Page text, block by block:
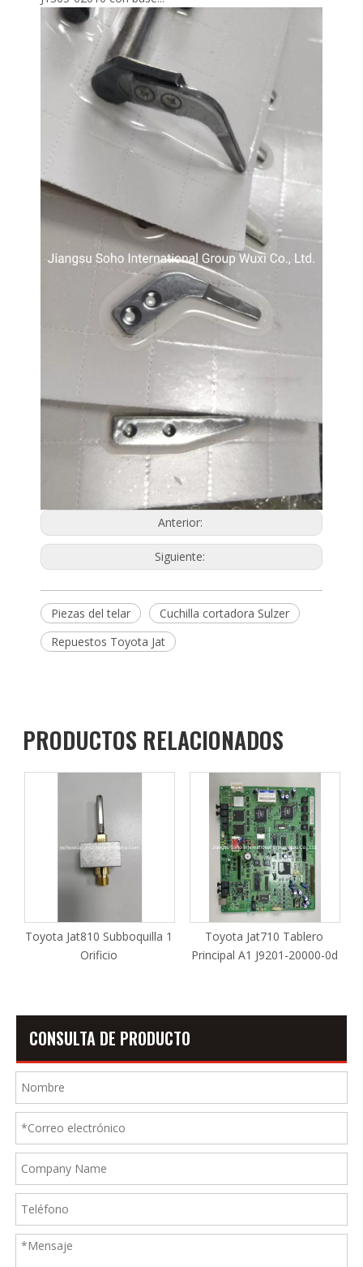
Anterior:
Siguiente:
Piezas del telar
Cuchilla cortadora Sulzer
Repuestos Toyota Jat
PRODUCTOS RELACIONADOS
Toyota Jat810 Subboquilla 1
Orificio
Toyota Jat710 Tablero
Principal A1 J9201-20000-0d
CONSULTA DE PRODUCTO